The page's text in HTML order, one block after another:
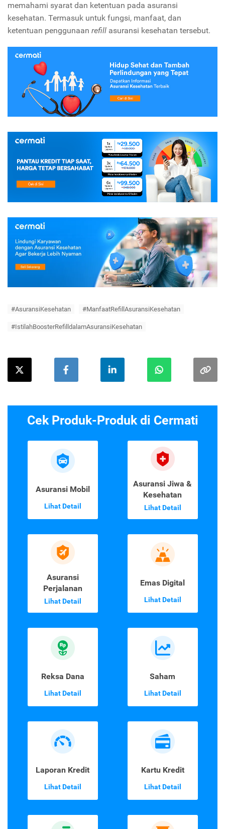
memahami syarat dan ketentuan pada asuransi
kesehatan. Termasuk untuk fungsi, manfaat, dan
ketentuan penggunaan refill asuransi kesehatan tersebut.
#AsuransiKesehatan #ManfaatRefillAsuransiKesehatan
#IstilahBoosterRefilldalamAsuransiKesehatan
Cek Produk-Produk di Cermati
Asuransi Mobil
Lihat Detail
Asuransi Jiwa &
Kesehatan
Lihat Detail
Asuransi
Perjalanan
Lihat Detail
Emas Digital
Lihat Detail
Reksa Dana
Lihat Detail
Saham
Lihat Detail
Laporan Kredit
Lihat Detail
Kartu Kredit
Lihat Detail